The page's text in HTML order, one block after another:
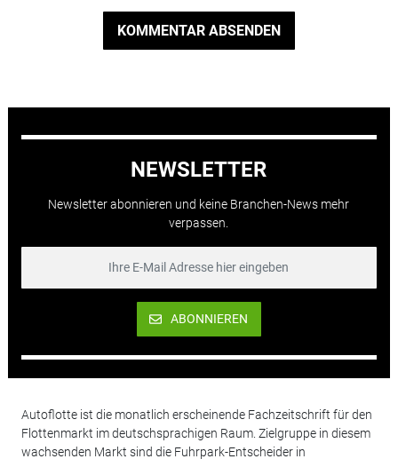
KOMMENTAR ABSENDEN
NEWSLETTER
Newsletter abonnieren und keine Branchen-News mehr
verpassen.
ABONNIEREN
Autoflotte ist die monatlich erscheinende Fachzeitschrift für den
Flottenmarkt im deutschsprachigen Raum. Zielgruppe in diesem
wachsenden Markt sind die Fuhrpark-Entscheider in